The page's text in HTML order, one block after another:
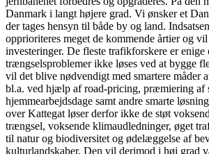
Danmark i langt højere grad. Vi ønsker et
der tages hensyn til både by og land.
opprioriteres meget de kommende årtier og
investeringer. De fleste trafikforskere er enige
trængselsproblemer ikke løses ved at bygge
vil det blive nødvendigt med smartere måder
bl.a. ved hjælp af road-pricing, præmiering af
hjemmearbejdsdage samt andre smarte
over Kattegat løser derfor ikke de støt
trængsel, voksende klimaudledninger, øget
til natur og biodiversitet og ødelæggelse af
kulturlandskaber. Den vil derimod i høj grad